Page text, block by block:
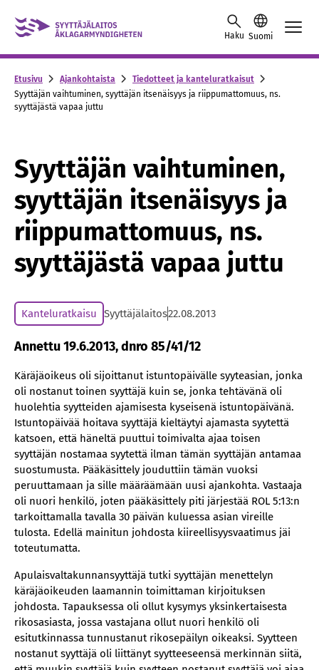
Skip to content -saavutettavuusohje
Haku Suomi
Etusivu Ajankohtaista
Tiedotteet ja kanteluratkaisut
Syyttäjän vaihtuminen, syyttäjän itsenäisyys ja riippumattomuus, ns.
syyttäjästä vapaa juttu
Syyttäjän vaihtuminen,
syyttäjän itsenäisyys ja
riippumattomuus, ns.
syyttäjästä vapaa juttu
Kanteluratkaisu Syyttäjälaitos22.08.2013
Annettu 19.6.2013, dnro 85/41/12
Käräjäoikeus oli sijoittanut istuntopäivälle syyteasian, jonka
oli nostanut toinen syyttäjä kuin se, jonka tehtävänä oli
huolehtia syytteiden ajamisesta kyseisenä istuntopäivänä.
Istuntopäivää hoitava syyttäjä kieltäytyi ajamasta syytettä
katsoen, että häneltä puuttui toimivalta ajaa toisen
syyttäjän nostamaa syytettä ilman tämän syyttäjän antamaa
suostumusta. Pääkäsittely jouduttiin tämän vuoksi
peruuttamaan ja sille määräämään uusi ajankohta. Vastaaja
oli nuori henkilö, joten pääkäsittely piti järjestää ROL 5:13:n
tarkoittamalla tavalla 30 päivän kuluessa asian vireille
tulosta. Edellä mainitun johdosta kiireellisyysvaatimus jäi
toteutumatta.
Apulaisvaltakunnansyyttäjä tutki syyttäjän menettelyn
käräjäoikeuden laamannin toimittaman kirjoituksen
johdosta. Tapauksessa oli ollut kysymys yksinkertaisesta
rikosasiasta, jossa vastajana ollut nuori henkilö oli
esitutkinnassa tunnustanut rikosepäilyn oikeaksi. Syytteen
nostanut syyttäjä oli liittänyt syytteeseensä merkinnän siitä,